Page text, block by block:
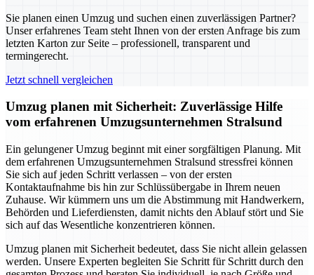
Sie planen einen Umzug und suchen einen zuverlässigen Partner?
Unser erfahrenes Team steht Ihnen von der ersten Anfrage bis zum
letzten Karton zur Seite – professionell, transparent und
termingerecht.
Jetzt schnell vergleichen
Umzug planen mit Sicherheit: Zuverlässige Hilfe
vom erfahrenen Umzugsunternehmen Stralsund
Ein gelungener Umzug beginnt mit einer sorgfältigen Planung. Mit
dem erfahrenen Umzugsunternehmen Stralsund stressfrei können
Sie sich auf jeden Schritt verlassen – von der ersten
Kontaktaufnahme bis hin zur Schlüssübergabe in Ihrem neuen
Zuhause. Wir kümmern uns um die Abstimmung mit Handwerkern,
Behörden und Lieferdiensten, damit nichts den Ablauf stört und Sie
sich auf das Wesentliche konzentrieren können.
Umzug planen mit Sicherheit bedeutet, dass Sie nicht allein gelassen
werden. Unsere Experten begleiten Sie Schritt für Schritt durch den